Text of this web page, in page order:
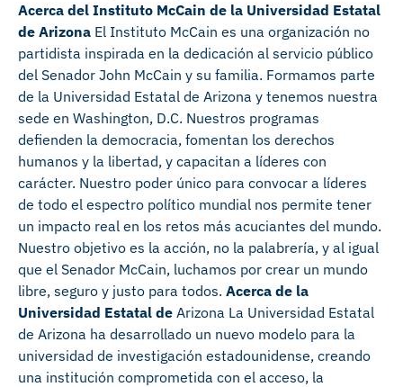
Acerca del Instituto McCain de la Universidad Estatal
de Arizona El Instituto McCain es una organización no
partidista inspirada en la dedicación al servicio público
del Senador John McCain y su familia. Formamos parte
de la Universidad Estatal de Arizona y tenemos nuestra
sede en Washington, D.C. Nuestros programas
defienden la democracia, fomentan los derechos
humanos y la libertad, y capacitan a líderes con
carácter. Nuestro poder único para convocar a líderes
de todo el espectro político mundial nos permite tener
un impacto real en los retos más acuciantes del mundo.
Nuestro objetivo es la acción, no la palabrería, y al igual
que el Senador McCain, luchamos por crear un mundo
libre, seguro y justo para todos. Acerca de la
Universidad Estatal de Arizona La Universidad Estatal
de Arizona ha desarrollado un nuevo modelo para la
universidad de investigación estadounidense, creando
una institución comprometida con el acceso, la